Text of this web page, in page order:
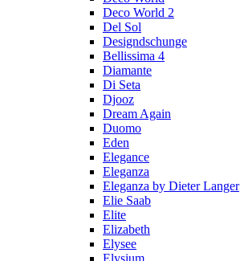
Deco World 2
Del Sol
Designdschunge
Bellissima 4
Diamante
Di Seta
Djooz
Dream Again
Duomo
Eden
Elegance
Eleganza
Eleganza by Dieter Langer
Elie Saab
Elite
Elizabeth
Elysee
Elysium